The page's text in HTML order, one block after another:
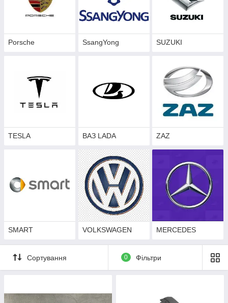
Porsche SsangYong SUZUKI
TESLA ВАЗ LADA ZAZ
SMART VOLKSWAGEN MERCEDES
Сортування 0 Фільтри